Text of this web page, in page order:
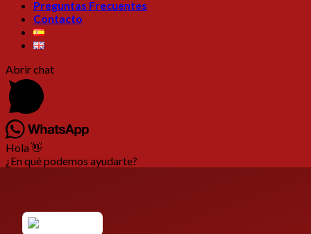
Preguntas Frecuentes
Contacto
Abrir chat
Hola 👋
¿En qué podemos ayudarte?